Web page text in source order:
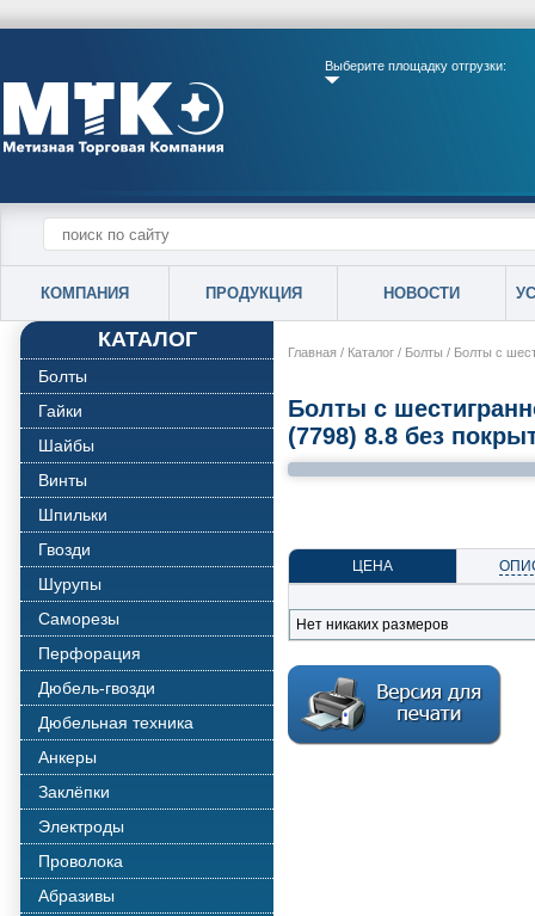
Выберите площадку отгрузки:
КОМПАНИЯ ПРОДУКЦИЯ НОВОСТИ
КАТАЛОГ
Болты
Гайки
Шайбы
Винты
Шпильки
Гвозди
Шурупы
Саморезы
Перфорация
Дюбель-гвозди
Дюбельная техника
Анкеры
Заклёпки
Электроды
Проволока
Абразивы
Главная / Каталог / Болты / Болты с
Болты с
(7798) 8.8 без
ЦЕНА
Нет никаких размеров